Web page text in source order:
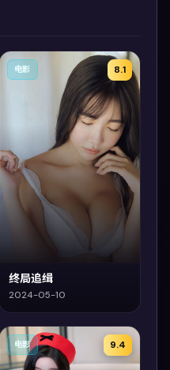
8.1
电影
终局追缉
2024-05-10
9.4
电影